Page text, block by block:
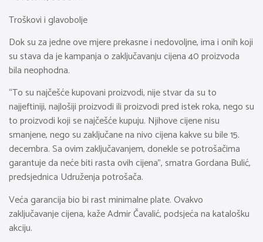
Troškovi i glavobolje
Dok su za jedne ove mjere prekasne i nedovoljne, ima i onih koji
su stava da je kampanja o zaključavanju cijena 40 proizvoda
bila neophodna.
“To su najčešće kupovani proizvodi, nije stvar da su to
najjeftiniji, najlošiji proizvodi ili proizvodi pred istek roka, nego su
to proizvodi koji se najčešće kupuju. Njihove cijene nisu
smanjene, nego su zaključane na nivo cijena kakve su bile 15.
decembra. Sa ovim zaključavanjem, donekle se potrošačima
garantuje da neće biti rasta ovih cijena”, smatra Gordana Bulić,
predsjednica Udruženja potrošača.
Veća garancija bio bi rast minimalne plate. Ovakvo
zaključavanje cijena, kaže Admir Čavalić, podsjeća na katalošku
akciju.